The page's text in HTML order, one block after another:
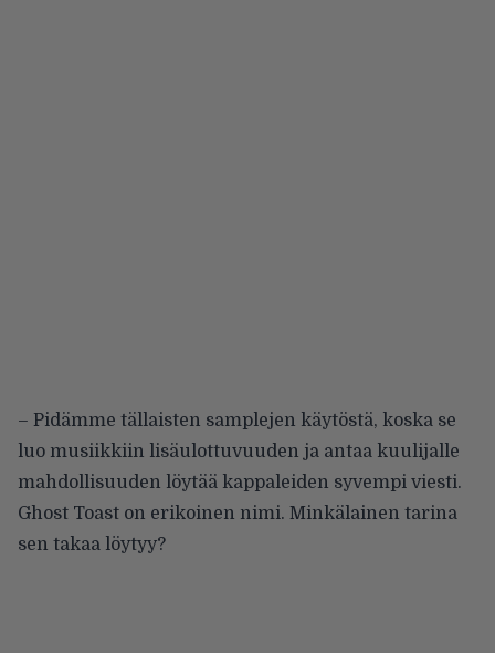
– Pidämme tällaisten samplejen käytöstä, koska se
luo musiikkiin lisäulottuvuuden ja antaa kuulijalle
mahdollisuuden löytää kappaleiden syvempi viesti.
Ghost Toast on erikoinen nimi. Minkälainen tarina
sen takaa löytyy?